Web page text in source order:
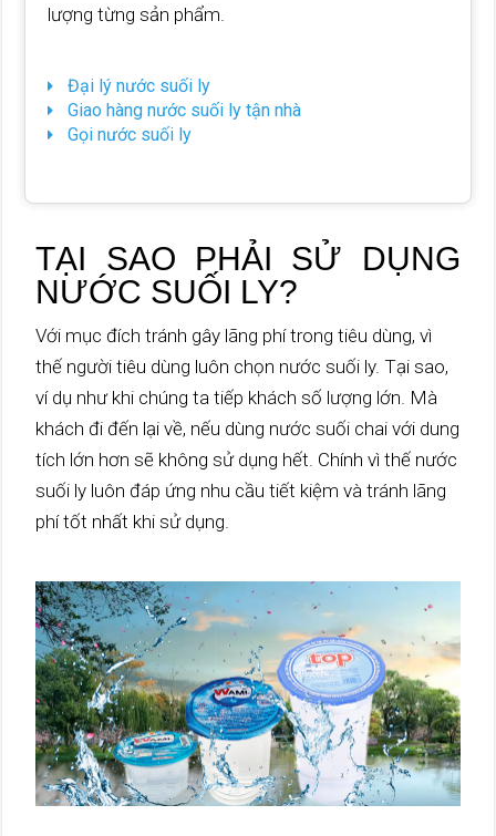
lượng từng sản phẩm.
Đại lý nước suối ly
Giao hàng nước suối ly tận nhà
Gọi nước suối ly
TẠI SAO PHẢI SỬ DỤNG
NƯỚC SUỐI LY?
Với mục đích tránh gây lãng phí trong tiêu dùng, vì
thế người tiêu dùng luôn chọn nước suối ly.Tại sao,
ví dụ như khi chúng ta tiếp khách số lượng lớn. Mà
khách đi đến lại về, nếu dùng nước suối chai với dung
tích lớn hơn sẽ không sử dụng hết. Chính vì thế nước
suối ly luôn đáp ứng nhu cầu tiết kiệm và tránh lãng
phí tốt nhất khi sử dụng.